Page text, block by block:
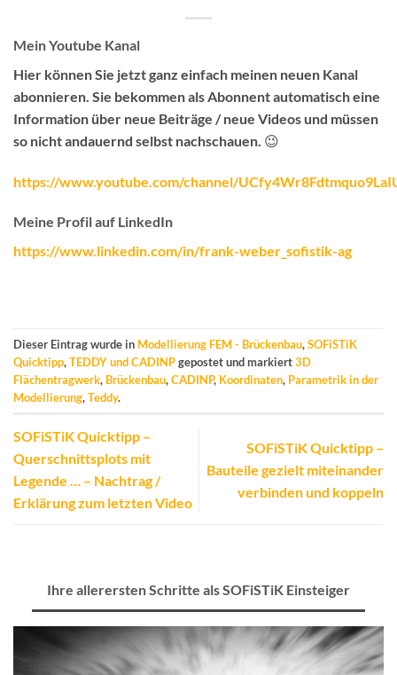
Mein Youtube Kanal
Hier können Sie jetzt ganz einfach meinen neuen Kanal
abonnieren. Sie bekommen als Abonnent automatisch eine
Information über neue Beiträge / neue Videos und müssen
so nicht andauernd selbst nachschauen. 😉
https://www.youtube.com/channel/
Meine Profil auf LinkedIn
https://www.linkedin.com/in/frank-weber_sofistik-ag
Dieser Eintrag wurde in Modellierung FEM - Brückenbau,SOFiSTiK
Quicktipp,TEDDY und CADINPgepostet und markiert3D
Flächentragwerk, Brückenbau,CADINP, Koordinaten, Parametrik in der
Modellierung,Teddy.
SOFiSTiK Quicktipp –
Querschnittsplots mit
Legende … – Nachtrag /
Erklärung zum letzten Video
SOFiSTiK Quicktipp –
Bauteile gezielt miteinander
verbinden und koppeln
Ihre allerersten Schritte als SOFiSTiK Einsteiger